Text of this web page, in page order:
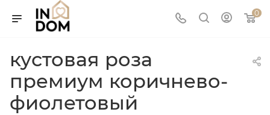
0
кустовая роза
премиум коричнево-
фиолетовый